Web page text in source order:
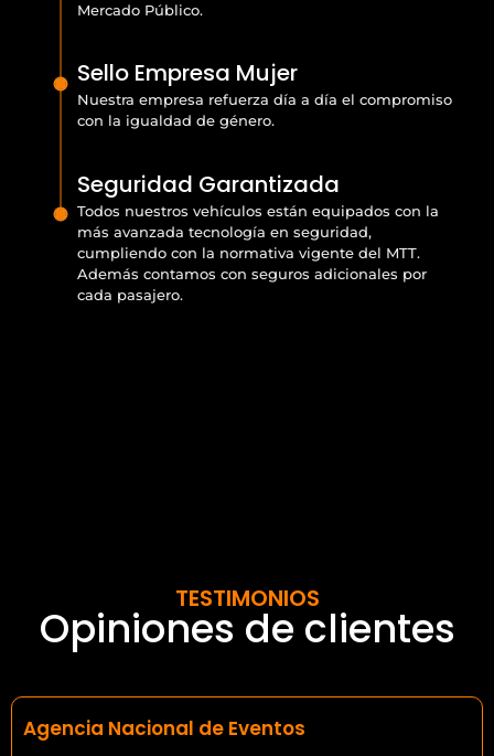
Mercado Público.
Sello Empresa Mujer
Nuestra empresa refuerza día a día el compromiso
con la igualdad de género.
Seguridad Garantizada
Todos nuestros vehículos están equipados con la
más avanzada tecnología en seguridad,
cumpliendo con la normativa vigente del MTT.
Además contamos con seguros adicionales por
cada pasajero.
TESTIMONIOS
Opiniones de clientes
Agencia Nacional de Eventos